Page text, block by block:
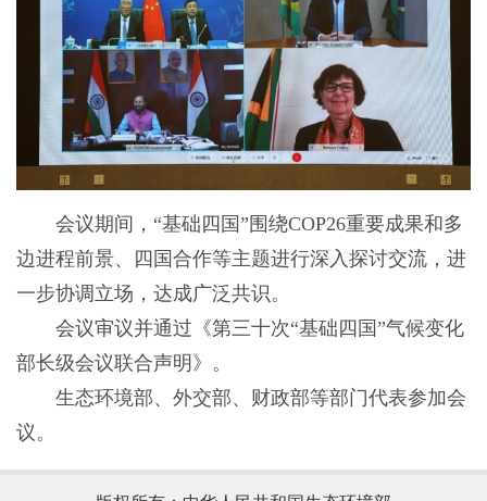
会议期间，“基础四国”围绕COP26重要成果和多
边进程前景、四国合作等主题进行深入探讨交流，进
一步协调立场，达成广泛共识。
会议审议并通过《第三十次“基础四国”气候变化
部长级会议联合声明》。
生态环境部、外交部、财政部等部门代表参加会
议。